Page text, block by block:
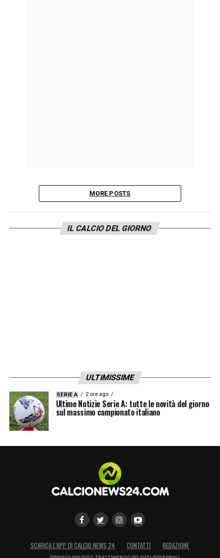
MORE POSTS
IL CALCIO DEL GIORNO
ULTIMISSIME
SERIE A 2 ore ago
Ultime Notizie Serie A: tutte le novità del giorno
sul massimo campionato italiano
SCARICA L’APP DI CALCIO NEWS 24 CONTATTI
REDAZIONE